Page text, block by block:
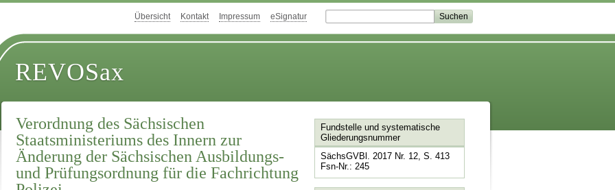
Übersicht Kontakt Impressum eSignatur
REVOSax
Verordnung des Sächsischen
Staatsministeriums des Innern zur
Änderung der Sächsischen Ausbildungs-
und Prüfungsordnung für die Fachrichtung
Fundstelle und systematische
Gliederungsnummer
SächsGVBl. 2017 Nr. 12, S. 413
Fsn-Nr.: 245